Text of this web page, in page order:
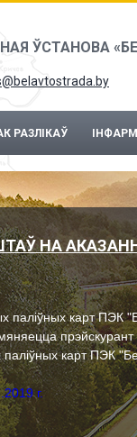
ЎСТАНОВА
РАЗЛІКАЎ
НА
паліўных карт ПЭК
паліўных карт ПЭК
г.